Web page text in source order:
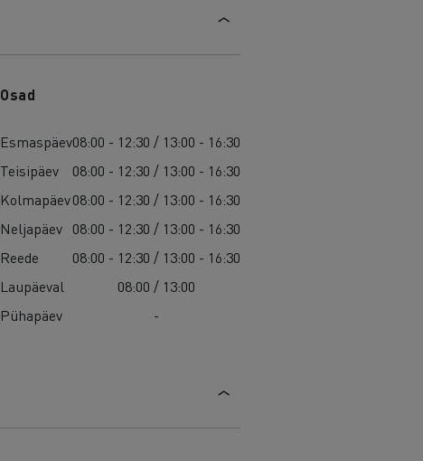
Osad
Esmaspäev08:00 - 12:30 / 13:00 - 16:30
Teisipäev
08:00 - 12:30 / 13:00 - 16:30
Kolmapäev08:00 - 12:30 / 13:00 - 16:30
Neljapäev 08:00 - 12:30 / 13:00 - 16:30
Reede
08:00 - 12:30 / 13:00 - 16:30
Laupäeval
08:00 / 13:00
Pühapäev
-